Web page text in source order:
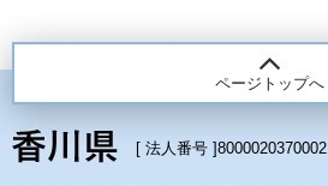
ページトップへ
[ 法人番号 ]8000020370002